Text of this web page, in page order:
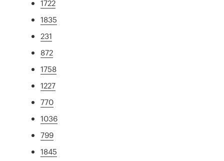
1722
1835
231
872
1758
1227
770
1036
799
1845